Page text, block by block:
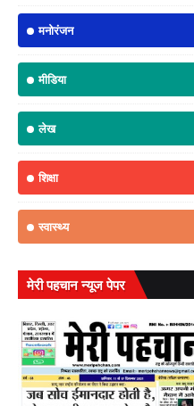
मनोरंजन
मीडिया
लेख
शिक्षा
स्वास्थ्य
मेरी पहचान न्यूज पेपर